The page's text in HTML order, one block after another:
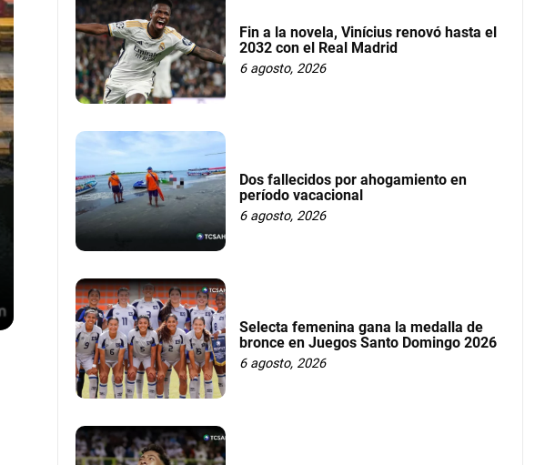
Fin a la novela, Vinícius renovó hasta el
2032 con el Real Madrid
6 agosto, 2026
Dos fallecidos por ahogamiento en
período vacacional
6 agosto, 2026
Selecta femenina gana la medalla de
bronce en Juegos Santo Domingo 2026
6 agosto, 2026